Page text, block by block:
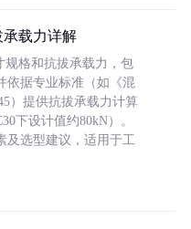
载力详解
规格和抗拔承载力，包
依据专业标准（如《混
）提供抗拔承载力计算
下设计值约80kN）。
及选型建议，适用于工